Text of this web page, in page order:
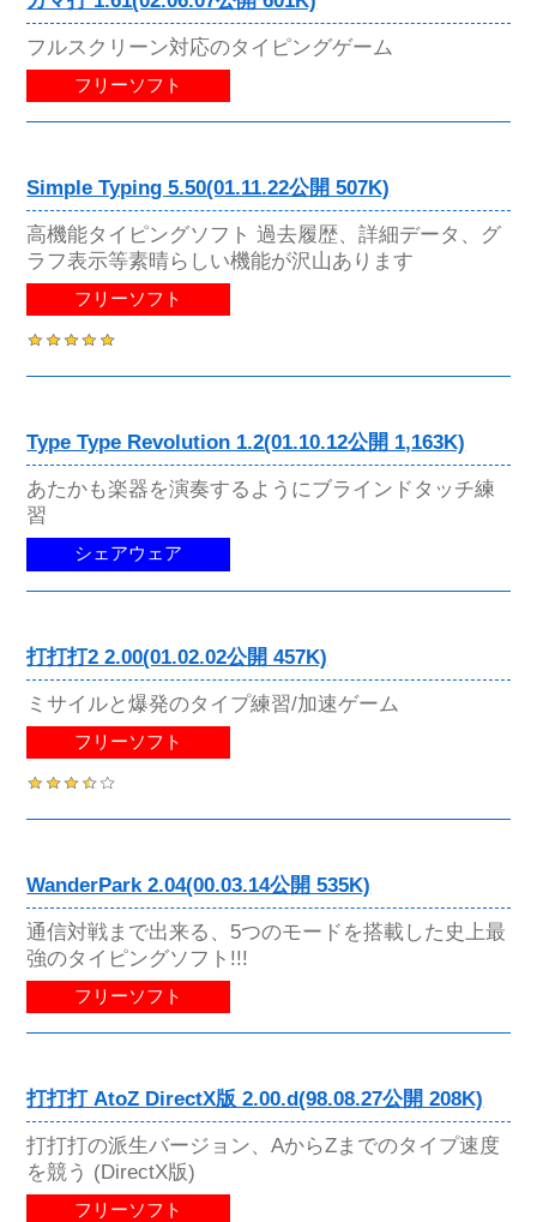
フルスクリーン対応のタイピングゲーム
フリーソフト
Simple Typing 5.50(01.11.22公開 507K)
高機能タイピングソフト 過去履歴、詳細データ、グ
ラフ表示等素晴らしい機能が沢山あります
フリーソフト
Type Type Revolution 1.2(01.10.12公開 1,163K)
あたかも楽器を演奏するようにブラインドタッチ練
習
シェアウェア
打打打2 2.00(01.02.02公開 457K)
ミサイルと爆発のタイプ練習/加速ゲーム
フリーソフト
WanderPark 2.04(00.03.14公開 535K)
通信対戦まで出来る、5つのモードを搭載した史上最
強のタイピングソフト!!!
フリーソフト
打打打 AtoZ DirectX版 2.00.d(98.08.27公開 208K)
打打打の派生バージョン、AからZまでのタイプ速度
を競う (DirectX版)
フリーソフト